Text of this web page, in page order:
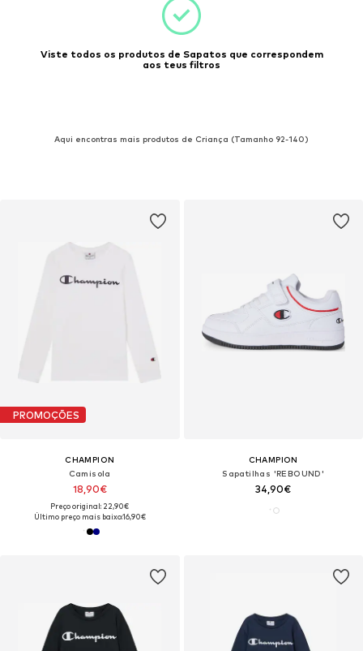
Viste todos os produtos de Sapatos que correspondem
aos teus filtros
Aqui encontras mais produtos de Criança (Tamanho 92-140)
PROMOÇÕES
CHAMPION
Camisola
18,90€
Preço original: 22,90€
Último preço mais baixo:16,90€
CHAMPION
Sapatilhas 'REBOUND'
34,90€